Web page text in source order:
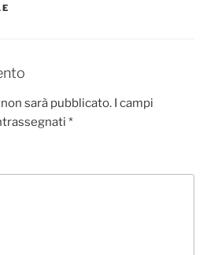
sarà pubblicato. I campi
*